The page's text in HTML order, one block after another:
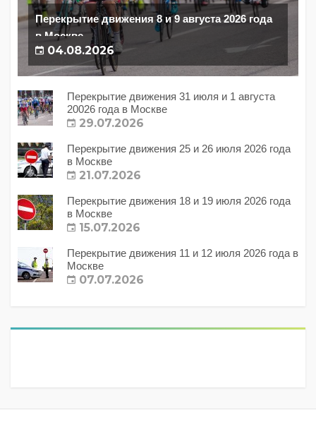
Перекрытие движения 8 и 9 августа 2026 года
в Москве
04.08.2026
Перекрытие движения 31 июля и 1 августа
20026 года в Москве
29.07.2026
Перекрытие движения 25 и 26 июля 2026 года
в Москве
21.07.2026
Перекрытие движения 18 и 19 июля 2026 года
в Москве
15.07.2026
Перекрытие движения 11 и 12 июля 2026 года в
Москве
07.07.2026